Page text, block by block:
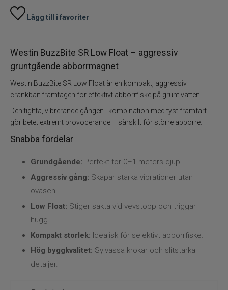
Småplock
Flugbindning
Flugfiske
Vinterfiske
Kläder
Specimenfiske
Varumärken
Lägg till i favoriter
Westin BuzzBite SR Low Float – aggressiv
gruntgående abborrmagnet
Westin BuzzBite SR Low Float är en kompakt, aggressiv
crankbait framtagen för effektivt abborrfiske på grunt vatten.
Den tighta, vibrerande gången i kombination med tyst framfart
gör betet extremt provocerande – särskilt för större abborre.
Snabba fördelar
Grundgående: Perfekt för 0–1 meters djup.
Aggressiv gång: Skapar starka vibrationer utan
oväsen.
Low Float: Stiger sakta vid vevstopp och triggar
hugg.
Kompakt storlek: Idealisk för selektivt abborrfiske.
Hög byggkvalitet: Sylvassa krokar och slitstarka
detaljer.